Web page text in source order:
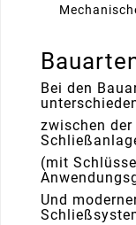
Bei den
zwischen
(mit
Und